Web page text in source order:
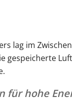
lag im
gespeicherte
für hohe